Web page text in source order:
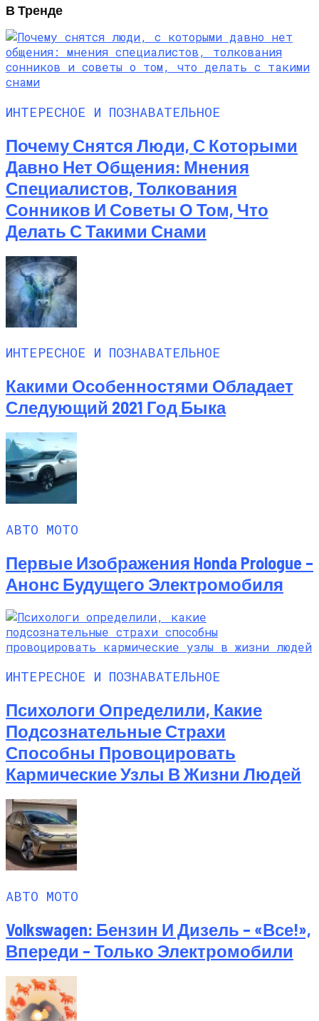
В Тренде
ИНТЕРЕСНОЕ И ПОЗНАВАТЕЛЬНОЕ
Почему Снятся Люди, С Которыми
Давно Нет Общения: Мнения
Специалистов, Толкования
Сонников И Советы О Том, Что
Делать С Такими Снами
ИНТЕРЕСНОЕ И ПОЗНАВАТЕЛЬНОЕ
Какими Особенностями Обладает
Следующий 2021 Год Быка
АВТО МОТО
Первые Изображения Honda Prologue –
Анонс Будущего Электромобиля
ИНТЕРЕСНОЕ И ПОЗНАВАТЕЛЬНОЕ
Психологи Определили, Какие
Подсознательные Страхи
Способны Провоцировать
Кармические Узлы В Жизни Людей
АВТО МОТО
Volkswagen: Бензин И Дизель – «все!»,
Впереди – Только Электромобили